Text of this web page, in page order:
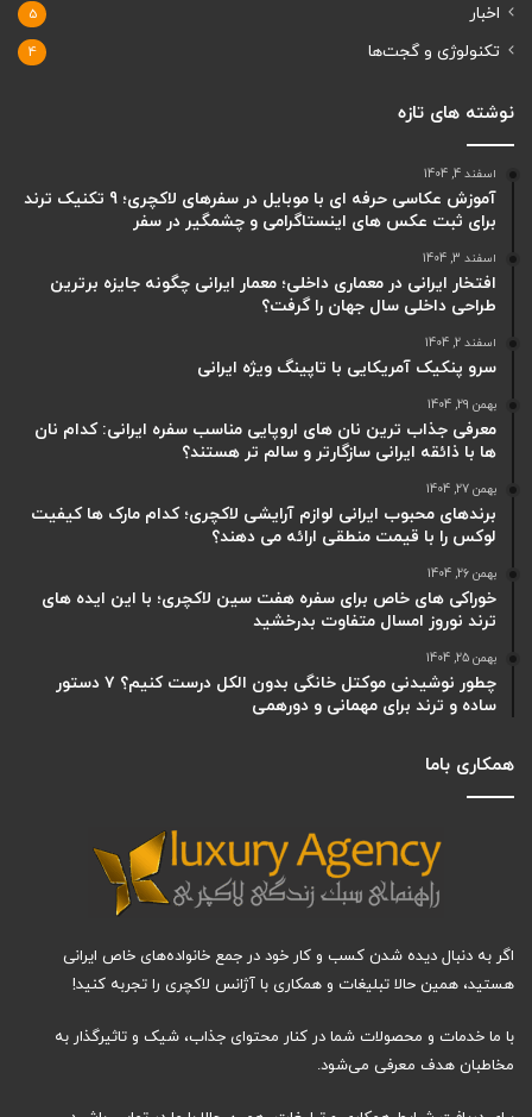
اخبار 5
تکنولوژی و گجت‌ها 4
نوشته های تازه
اسفند 4, 1404
آموزش عکاسی حرفه ای با موبایل در سفرهای لاکچری؛ 9 تکنیک ترند
برای ثبت عکس های اینستاگرامی و چشمگیر در سفر
اسفند 3, 1404
افتخار ایرانی در معماری داخلی؛ معمار ایرانی چگونه جایزه برترین
طراحی داخلی سال جهان را گرفت؟
اسفند 2, 1404
سرو پنکیک آمریکایی با تاپینگ ویژه ایرانی
بهمن 29, 1404
معرفی جذاب ترین نان های اروپایی مناسب سفره ایرانی: کدام نان
ها با ذائقه ایرانی سازگارتر و سالم تر هستند؟
بهمن 27, 1404
برندهای محبوب ایرانی لوازم آرایشی لاکچری؛ کدام مارک ها کیفیت
لوکس را با قیمت منطقی ارائه می دهند؟
بهمن 26, 1404
خوراکی های خاص برای سفره هفت سین لاکچری؛ با این ایده های
ترند نوروز امسال متفاوت بدرخشید
بهمن 25, 1404
چطور نوشیدنی موکتل خانگی بدون الکل درست کنیم؟ ۷ دستور
ساده و ترند برای مهمانی و دورهمی
همکاری باما
اگر به دنبال دیده شدن کسب و کار خود در جمع خانواده‌های خاص ایرانی
هستید، همین حالا تبلیغات و همکاری با آژانس لاکچری را تجربه کنید!
با ما خدمات و محصولات شما در کنار محتوای جذاب، شیک و تاثیرگذار به
مخاطبان هدف معرفی می‌شود.